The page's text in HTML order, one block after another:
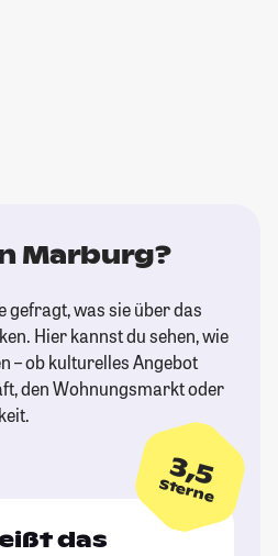
Marburg?
gefragt, was sie über das
Hier kannst du sehen, wie
– ob kulturelles Angebot
den Wohnungsmarkt oder
3,5
Sterne
das